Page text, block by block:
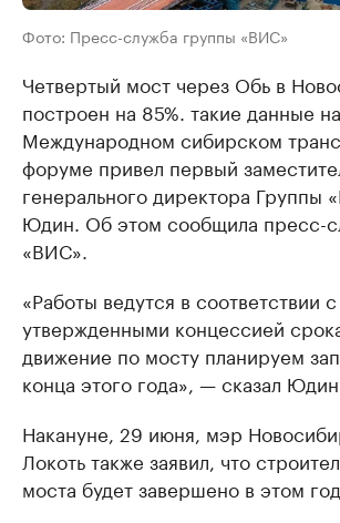
Фото: Пресс-служба группы «ВИС»
Четвертый мост через Обь в
построен на 85%. такие данные
Международном сибирском
форуме привел первый
генерального директора Группы
Юдин. Об этом сообщила пресс-
«ВИС».
«Работы ведутся в соответствии с
утвержденными концессией
движение по мосту планируем
конца этого года», — сказал Юдин.
Накануне, 29 июня, мэр
Локоть также заявил, что
моста будет завершено в этом